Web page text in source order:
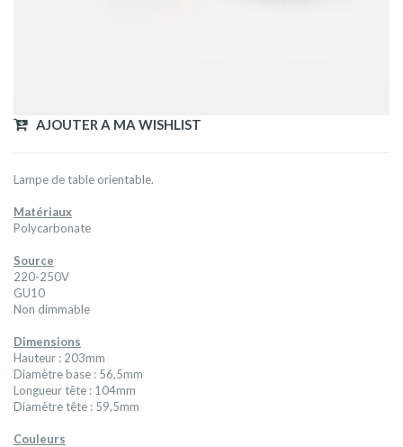
AJOUTER A MA WISHLIST
Lampe de table orientable.
Matériaux
Polycarbonate
Source
220-250V
GU10
Non dimmable
Dimensions
Hauteur : 203mm
Diamètre base : 56,5mm
Longueur tête : 104mm
Diamètre tête : 59,5mm
Couleurs